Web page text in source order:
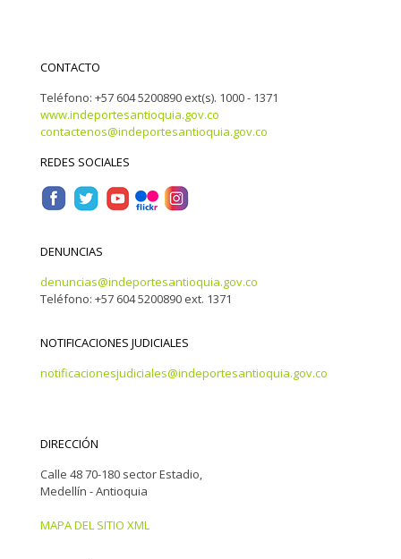
CONTACTO
Teléfono: +57 604 5200890 ext(s). 1000 - 1371
www.indeportesantioquia.gov.co
contactenos@indeportesantioquia.gov.co
REDES SOCIALES
DENUNCIAS
denuncias@indeportesantioquia.gov.co
Teléfono: +57 604 5200890 ext. 1371
NOTIFICACIONES JUDICIALES
notificacionesjudiciales@indeportesantioquia.gov.co
DIRECCIÓN
Calle 48 70-180 sector Estadio,
Medellín - Antioquia
MAPA DEL SITIO XML